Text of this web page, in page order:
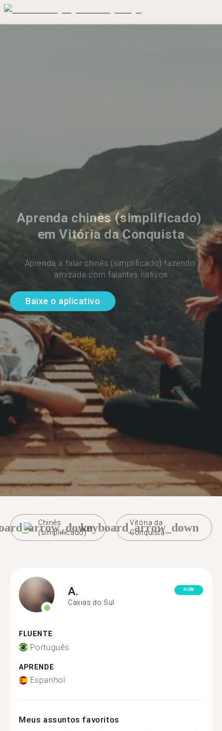
Aprenda chinês (simplificado)
em Vitória da Conquista
Aprenda a falar chinês (simplificado) fazendo
amizade com falantes nativos
Baixe o aplicativo
Chinês
(simplificado)
Vitória da
Conquista
keyboard_arrow_down
A.
Caxias do Sul
NEW
FLUENTE
Português
APRENDE
Espanhol
Meus assuntos favoritos